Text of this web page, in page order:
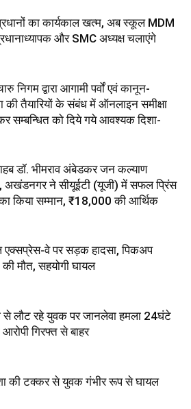
का कार्यकाल खत्म, अब स्कूल MDM
और SMC अध्यक्ष चलाएंगे
निगम द्वारा आगामी पर्वों एवं कानून-
की तैयारियों के संबंध में ऑनलाइन समीक्षा
सम्बन्धित को दिये गये आवश्यक दिशा-
डॉ. भीमराव अंबेडकर जन कल्याण
अखंडनगर ने सीयूईटी (यूजी) में सफल प्रिंस
किया सम्मान, ₹18,000 की आर्थिक
एक्सप्रेस-वे पर सड़क हादसा, पिकअप
मौत, सहयोगी घायल
लौट रहे युवक पर जानलेवा हमला 24घंटे
आरोपी गिरफ्त से बाहर
की टक्कर से युवक गंभीर रूप से घायल